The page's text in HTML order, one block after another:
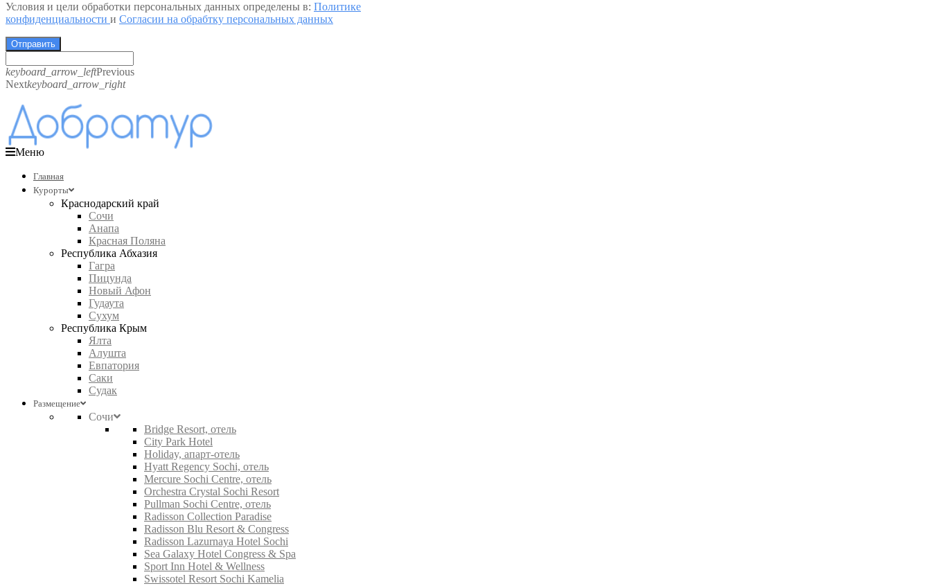
Условия и цели обработки персональных данных определены в: Политике
конфиденциальности и Согласии на обрабтку персональных данных
Отправить
keyboard_arrow_leftPrevious
Nextkeyboard_arrow_right
Меню
Главная
Курорты
Краснодарский край
Сочи
Анапа
Красная Поляна
Республика Абхазия
Гагра
Пицунда
Новый Афон
Гудаута
Сухум
Республика Крым
Ялта
Алушта
Евпатория
Саки
Судак
Размещение
Сочи
Bridge Resort, отель
City Park Hotel
Holiday, апарт-отель
Hyatt Regency Sochi, отель
Mercure Sochi Centre, отель
Orchestra Crystal Sochi Resort
Pullman Sochi Centre, отель
Radisson Collection Paradise
Radisson Blu Resort & Congress
Radisson Lazurnaya Hotel Sochi
Sea Galaxy Hotel Congress & Spa
Sport Inn Hotel & Wellness
Swissotel Resort Sochi Kamelia